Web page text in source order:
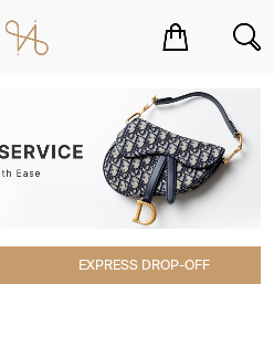
EXPRESS DROP-OFF